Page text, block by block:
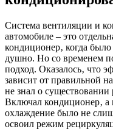
Система вентиляции и
автомобиле – это
кондиционер‚ когда
душно. Но со временем
подход. Оказалось‚ что
зависит от правильной
не знал о
Включал кондиционер‚ а
охлаждение было не
освоил режим